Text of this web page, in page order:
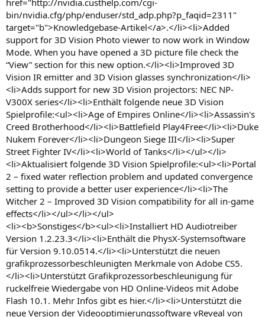
bin/nvidia.cfg/php/enduser/std_adp.php?p_faqid=2311"
target="b">Knowledgebase-Artikel</a>.</li><li>Added
support for 3D Vision Photo viewer to now work in Window
Mode. When you have opened a 3D picture file check the
“View” section for this new option.</li><li>Improved 3D
Vision IR emitter and 3D Vision glasses synchronization</li>
<li>Adds support for new 3D Vision projectors: NEC NP-
V300X series</li><li>Enthält folgende neue 3D Vision
Spielprofile:<ul><li>Age of Empires Online</li><li>Assassin's
Creed Brotherhood</li><li>Battlefield Play4Free</li><li>Duke
Nukem Forever</li><li>Dungeon Siege III</li><li>Super
Street Fighter IV</li><li>World of Tanks</li></ul></li>
<li>Aktualisiert folgende 3D Vision Spielprofile:<ul><li>Portal
2 – fixed water reflection problem and updated convergence
setting to provide a better user experience</li><li>The
Witcher 2 – Improved 3D Vision compatibility for all in-game
effects</li></ul></li></ul>
<li><b>Sonstiges</b><ul><li>Installiert HD Audiotreiber
Version 1.2.23.3</li><li>Enthält die PhysX-Systemsoftware
für Version 9.10.0514.</li><li>Unterstützt die neuen
grafikprozessorbeschleunigten Merkmale von Adobe CS5.
</li><li>Unterstützt Grafikprozessorbeschleunigung für
ruckelfreie Wiedergabe von HD Online-Videos mit Adobe
Flash 10.1. Mehr Infos gibt es hier.</li><li>Unterstützt die
neue Version der Videooptimierungssoftware vReveal von